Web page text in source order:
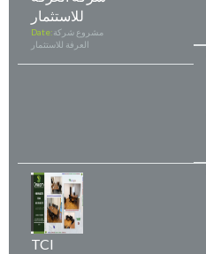
للاستثمار
Date:مشروع شركة
العرفة للاستثمار
TCI